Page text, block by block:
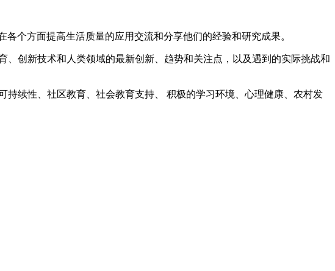
个方面提高生活质量的应用交流和分享他们的经验和研究成果。
创新技术和人类领域的最新创新、趋势和关注点，以及遇到的实际挑战和
续性、社区教育、社会教育支持、 积极的学习环境、心理健康、农村发